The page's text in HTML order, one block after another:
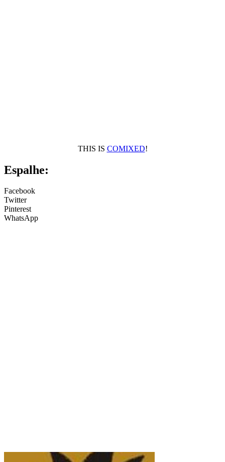
THIS IS COMIXED!
Espalhe:
Facebook
Twitter
Pinterest
WhatsApp